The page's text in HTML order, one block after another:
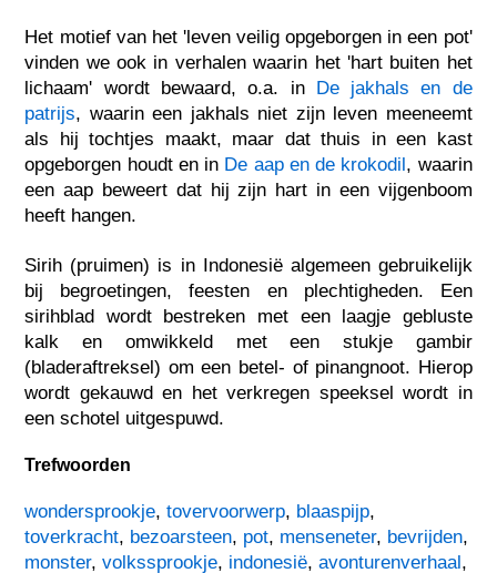
Het motief van het 'leven veilig opgeborgen in een pot'
vinden we ook in verhalen waarin het 'hart buiten het
lichaam' wordt bewaard, o.a. in
De jakhals en de
patrijs, waarin een jakhals niet zijn leven meeneemt
als hij tochtjes maakt, maar dat thuis in een kast
opgeborgen houdt en in De aap en de krokodil , waarin
een aap beweert dat hij zijn hart in een vijgenboom
heeft hangen.
Sirih (pruimen) is in Indonesië algemeen gebruikelijk
bij begroetingen, feesten en plechtigheden. Een
sirihblad wordt bestreken met een laagje gebluste
kalk en omwikkeld met een stukje gambir
(bladeraftreksel) om een betel- of pinangnoot. Hierop
wordt gekauwd en het verkregen speeksel wordt in
een schotel uitgespuwd.
Trefwoorden
wondersprookje,tovervoorwerp, blaaspijp,
toverkracht, bezoarsteen, pot, menseneter, bevrijden,
monster,volkssprookje, indonesië,avonturenverhaal,